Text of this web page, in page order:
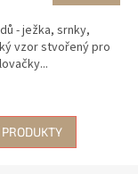
- ježka, srnky,
vzor stvořený pro